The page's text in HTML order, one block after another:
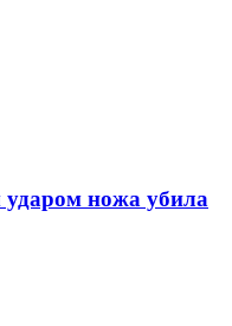
ножа убила